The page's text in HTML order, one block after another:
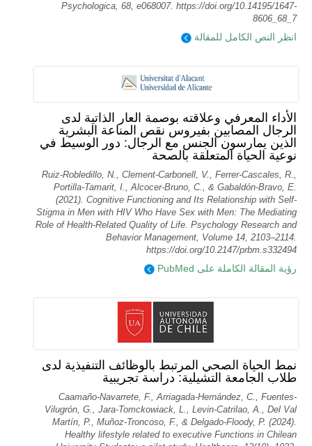
Psychologica, 68, e068007. https://doi.org/10.14195/1647-
8606_68_7
انظر النص الكامل للمقالة
الأداء المعرفي وعلاقته بوصمة العار الذاتية لدى
الرجال المصابين بفيروس نقص المناعة البشرية
الذين يمارسون الجنس مع الرجال: دور الوسيط في
نوعية الحياة المتعلقة بالصحة
Ruiz-Robledillo, N., Clement-Carbonell, V., Ferrer-Cascales, R.,
Portilla-Tamarit, I., Alcocer-Bruno, C., & Gabaldón-Bravo, E.
(2021). Cognitive Functioning and Its Relationship with Self-
Stigma in Men with HIV Who Have Sex with Men: The Mediating
Role of Health-Related Quality of Life. Psychology Research and
Behavior Management, Volume 14, 2103–2114.
https://doi.org/10.2147/prbm.s332494
رؤية المقالة الكاملة على PubMed
نمط الحياة الصحي المرتبط بالوظائف التنفيذية لدى
طلاب الجامعة التشيلية: دراسة تجريبية
Caamaño-Navarrete, F., Arriagada-Hernández, C., Fuentes-
Vilugrón, G., Jara-Tomckowiack, L., Levin-Catrilao, A., Del Val
Martín, P., Muñoz-Troncoso, F., & Delgado-Floody, P. (2024).
Healthy lifestyle related to executive Functions in Chilean